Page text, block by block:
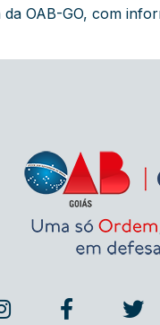
OAB-GO, com